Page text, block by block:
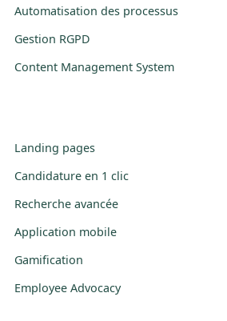
Automatisation des processus
Gestion RGPD
Content Management System
Landing pages
Candidature en 1 clic
Recherche avancée
Application mobile
Gamification
Employee Advocacy